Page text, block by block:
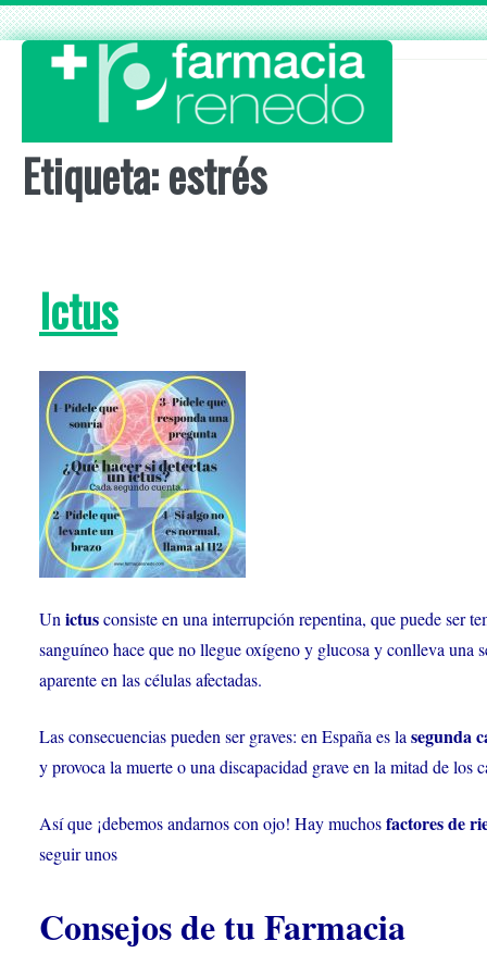
Skip
to
content
Etiqueta:estrés
Ictus
Un ictusconsiste en una interrupción repentina, que puede ser
sanguíneo hace que no llegue oxígeno y glucosa y conlleva una
aparente en las células afectadas.
Las consecuencias pueden ser graves: en España es la segunda
y provoca la muerte o una discapacidad grave en la mitad de los
Así que ¡debemos andarnos con ojo! Hay muchosfactores de
seguir unos
Consejos de tu Farmacia